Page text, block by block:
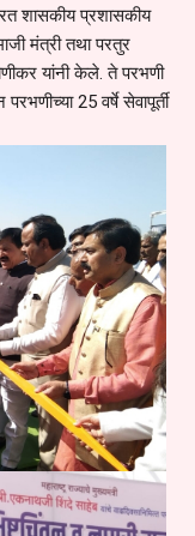
करत शासकीय प्रशासकीय
मंत्री तथा परतुर
यांनी केले. ते परभणी
25 वर्षे सेवापूर्ती